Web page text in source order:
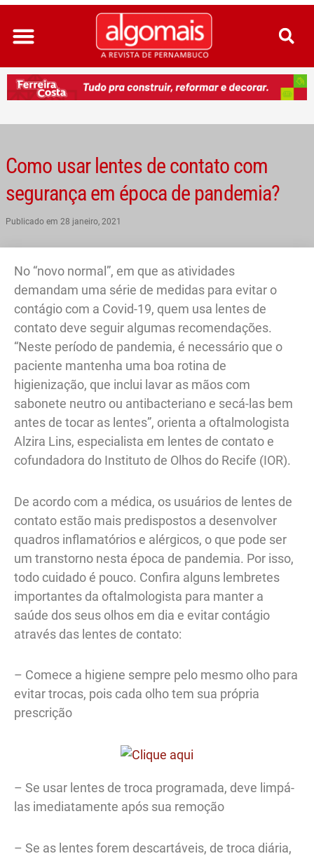
Ir
para
conteúdo
Como usar lentes de contato com
segurança em época de pandemia?
Publicado em 28 janeiro, 2021
No “novo normal”, em que as atividades
demandam uma série de medidas para evitar o
contágio com a Covid-19, quem usa lentes de
contato deve seguir algumas recomendações.
“Neste período de pandemia, é necessário que o
paciente mantenha uma boa rotina de
higienização, que inclui lavar as mãos com
sabonete neutro ou antibacteriano e secá-las bem
antes de tocar as lentes”, orienta a oftalmologista
Alzira Lins, especialista em lentes de contato e
cofundadora do Instituto de Olhos do Recife (IOR).
De acordo com a médica, os usuários de lentes de
contato estão mais predispostos a desenvolver
quadros inflamatórios e alérgicos, o que pode ser
um transtorno nesta época de pandemia. Por isso,
todo cuidado é pouco. Confira alguns lembretes
importantes da oftalmologista para manter a
saúde dos seus olhos em dia e evitar contágio
através das lentes de contato:
– Comece a higiene sempre pelo mesmo olho para
evitar trocas, pois cada olho tem sua própria
prescrição
– Se usar lentes de troca programada, deve limpá-
las imediatamente após sua remoção
– Se as lentes forem descartáveis, de troca diária,